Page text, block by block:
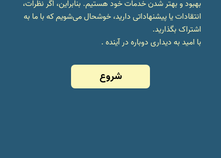
بهبود و بهتر شدن خدمات خود هستیم. بنابراین، اگر نظرات،
انتقادات یا پیشنهاداتی دارید، خوشحال می‌شویم که با ما به
اشتراک بگذارید.
با امید به دیداری دوباره در آینده .
شروع